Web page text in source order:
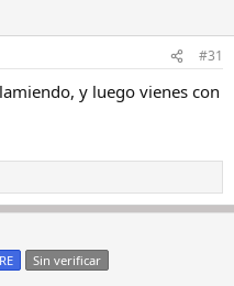
#31
y luego vienes con
Sin verificar